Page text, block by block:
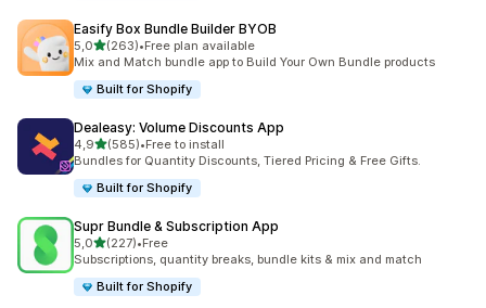
Easify Box Bundle Builder BYOB
5,0av 5 stjerner
(263)
Totalt 263 omtaler
•Free plan available
Mix and Match bundle app to Build Your Own Bundle products
Built for Shopify
Dealeasy: Volume Discounts App
4,9av 5 stjerner
(585)
Totalt 585 omtaler
•Free to install
Bundles for Quantity Discounts, Tiered Pricing & Free Gifts.
Built for Shopify
Supr Bundle & Subscription App
5,0av 5 stjerner
(227)
Totalt 227 omtaler
•Free
Subscriptions, quantity breaks, bundle kits & mix and match
Built for Shopify